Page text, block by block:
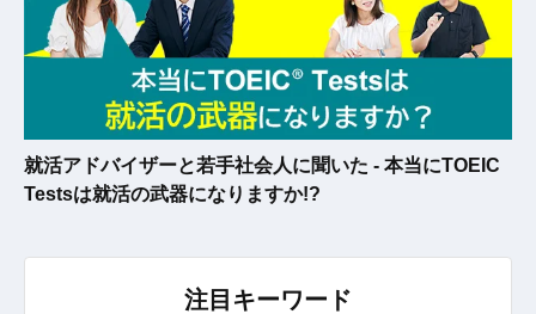
就活アドバイザーと若手社会人に聞いた - 本当にTOEIC
Testsは就活の武器になりますか!?
注目キーワード